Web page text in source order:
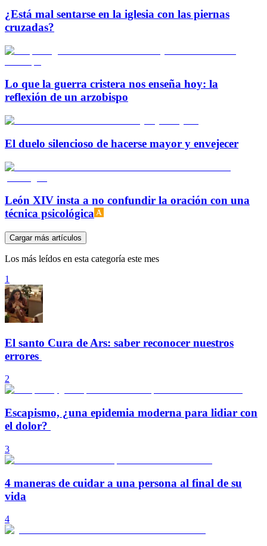
¿Está mal sentarse en la iglesia con las piernas
cruzadas?
Lo que la guerra cristera nos enseña hoy: la
reflexión de un arzobispo
El duelo silencioso de hacerse mayor y envejecer
León XIV insta a no confundir la oración con una
técnica psicológica
Cargar más artículos
Los más leídos en esta categoría este mes
1
El santo Cura de Ars: saber reconocer nuestros
errores
2
Escapismo, ¿una epidemia moderna para lidiar con
el dolor?
3
4 maneras de cuidar a una persona al final de su
vida
4